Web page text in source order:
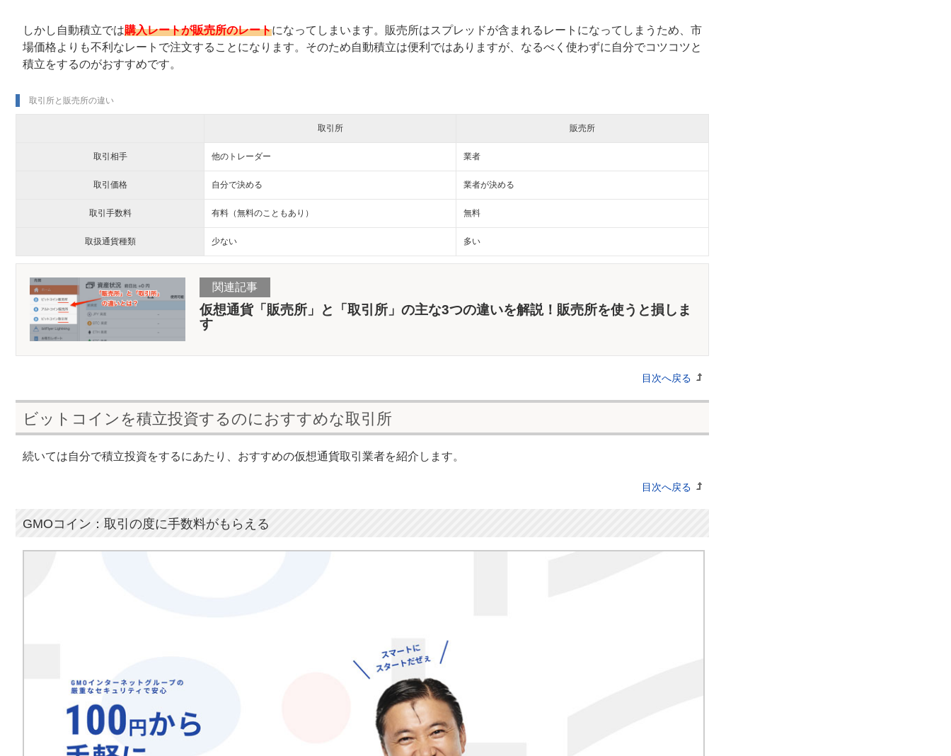
しかし自動積立では購入レートが販売所のレートになってしまいます。販売所はスプレッドが含まれるレートになってしまうため、市
場価格よりも不利なレートで注文することになります。そのため自動積立は便利ではありますが、なるべく使わずに自分でコツコツと
積立をするのがおすすめです。
取引所と販売所の違い
取引所 販売所
取引相手 他のトレーダー 業者
取引価格 自分で決める 業者が決める
取引手数料 有料（無料のこともあり） 無料
取扱通貨種類 少ない 多い
関連記事
仮想通貨「販売所」と「取引所」の主な3つの違いを解説！販売所を使うと損しま
す
目次へ戻る
ビットコインを積立投資するのにおすすめな取引所
続いては自分で積立投資をするにあたり、おすすめの仮想通貨取引業者を紹介します。
目次へ戻る
GMOコイン：取引の度に手数料がもらえる